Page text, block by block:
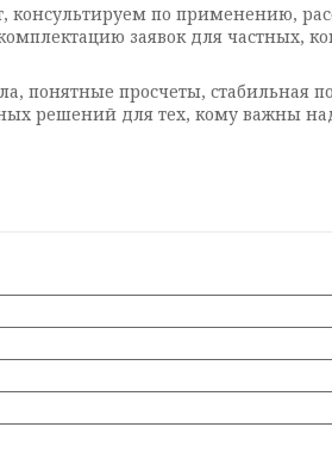
консультируем по применению,
заявок для частных,
понятные просчеты, стабильная
решений для тех, кому важны